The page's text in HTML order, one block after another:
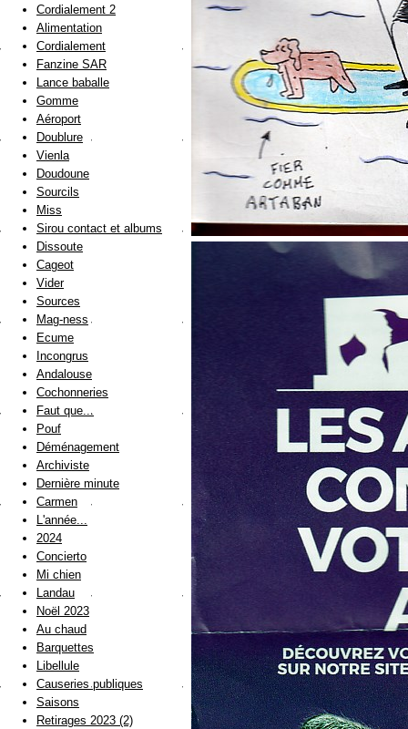
Cordialement 2
Alimentation
Cordialement
Fanzine SAR
Lance baballe
Gomme
Aéroport
Doublure
Vienla
Doudoune
Sourcils
Miss
Sirou contact et albums
Dissoute
Cageot
Vider
Sources
Mag-ness
Ecume
Incongrus
Andalouse
Cochonneries
Faut que...
Pouf
Déménagement
Archiviste
Dernière minute
Carmen
L'année...
2024
Concierto
Mi chien
Landau
Noël 2023
Au chaud
Barquettes
Libellule
Causeries publiques
Saisons
Retirages 2023 (2)